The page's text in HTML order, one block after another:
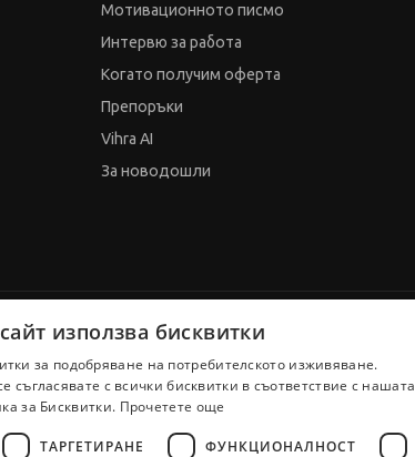
Мотивационното писмо
Интервю за работа
Когато получим оферта
Препоръки
Vihra AI
За новодошли
използва бисквитки
за подобряване на потребителското изживяване.
съгласявате с всички бисквитки в съответствие с нашата
за Бисквитки. Прочетете още
ТАРГЕТИРАНЕ ФУНКЦИОНАЛНОСТ